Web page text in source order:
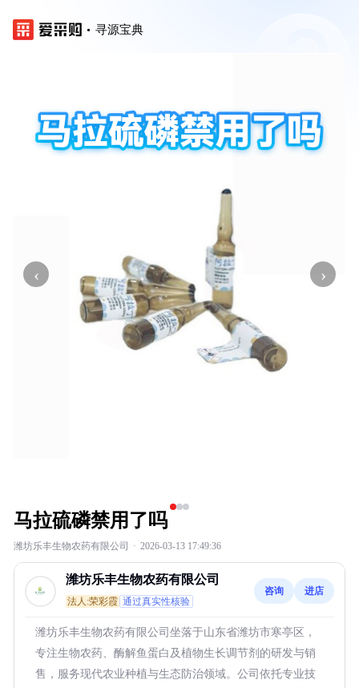
寻源宝典
‹ ›
马拉硫磷禁用了吗
潍坊乐丰生物农药有限公司 · 2026-03-13 17:49:36
潍坊乐丰生物农药有限公司
法人:荣彩霞 通过真实性核验
咨询 进店
潍坊乐丰生物农药有限公司坐落于山东省潍坊市寒亭区，
专注生物农药、酶解鱼蛋白及植物生长调节剂的研发与销
售，服务现代农业种植与生态防治领域。公司依托专业技